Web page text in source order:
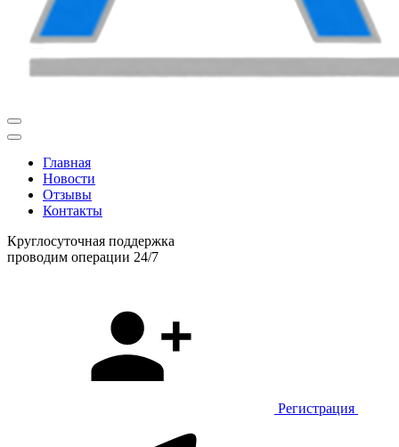
Главная
Новости
Отзывы
Контакты
Круглосуточная поддержка
проводим операции 24/7
Регистрация